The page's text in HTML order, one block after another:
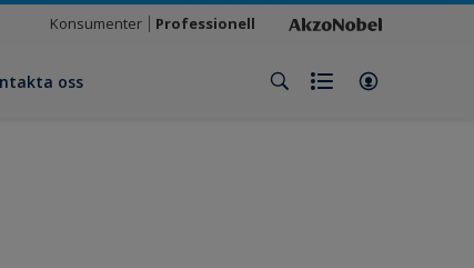
Konsumenter Professionell
oss